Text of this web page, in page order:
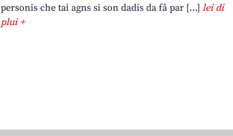
personis che tai agns si son dadis da fâ par […] lei di
plui +